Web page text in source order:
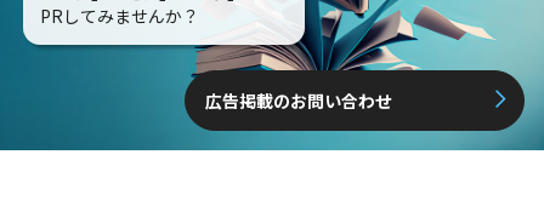
PRしてみませんか？
広告掲載のお問い合わせ